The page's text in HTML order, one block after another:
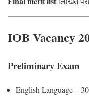
IOB Vacancy
Preliminary Exam
English Language –